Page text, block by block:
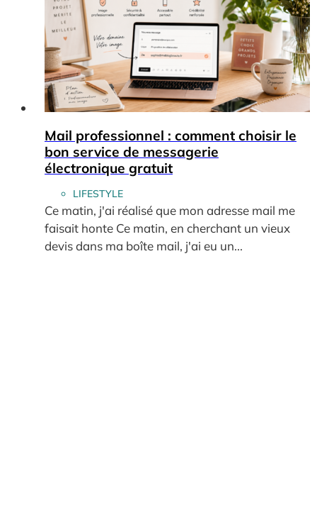
Mail professionnel : comment choisir le
bon service de messagerie
électronique gratuit
LIFESTYLE
Ce matin, j'ai réalisé que mon adresse mail me
faisait honte Ce matin, en cherchant un vieux
devis dans ma boîte mail, j'ai eu un...